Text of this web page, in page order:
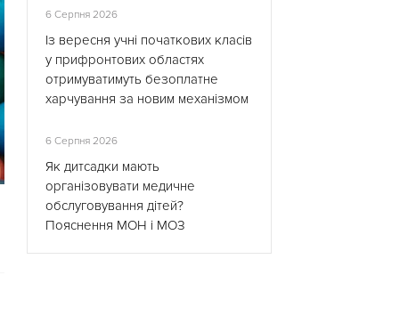
6 Серпня 2026
Із вересня учні початкових класів
у прифронтових областях
отримуватимуть безоплатне
харчування за новим механізмом
6 Серпня 2026
Як дитсадки мають
організовувати медичне
обслуговування дітей?
Пояснення МОН і МОЗ